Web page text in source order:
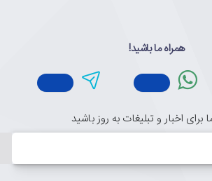
همراه ما باشید!
برای اخبار و تبلیغات به روز باشید